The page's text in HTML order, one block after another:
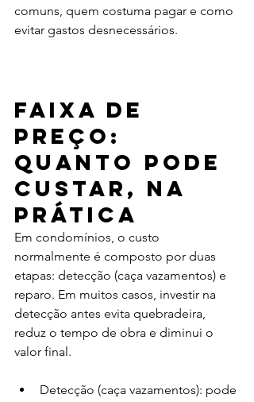
comuns, quem costuma pagar e como
evitar gastos desnecessários.
Faixa de
preço:
quanto pode
custar, na
prática
Em condomínios, o custo
normalmente é composto por duas
etapas: detecção (caça vazamentos) e
reparo. Em muitos casos, investir na
detecção antes evita quebradeira,
reduz o tempo de obra e diminui o
valor final.
Detecção (caça vazamentos): pode